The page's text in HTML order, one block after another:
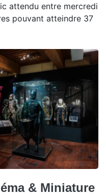
attendu entre mercredi
pouvant atteindre 37
& Miniature